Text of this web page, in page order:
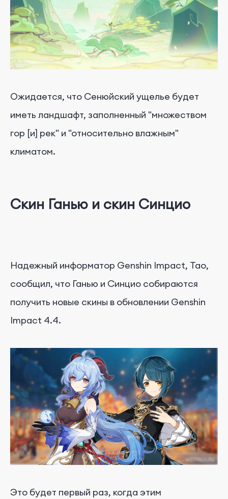
Ожидается, что Сенюйский ущелье будет
иметь ландшафт, заполненный "множеством
гор [и] рек" и "относительно влажным"
климатом.
Скин Ганью и скин Синцио
Надежный информатор Genshin Impact, Тао,
сообщил, что Ганью и Синцио собираются
получить новые скины в обновлении Genshin
Impact 4.4.
Это будет первый раз, когда этим